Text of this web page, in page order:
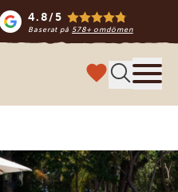
4.8/5
Baserat på 578+ omdömen